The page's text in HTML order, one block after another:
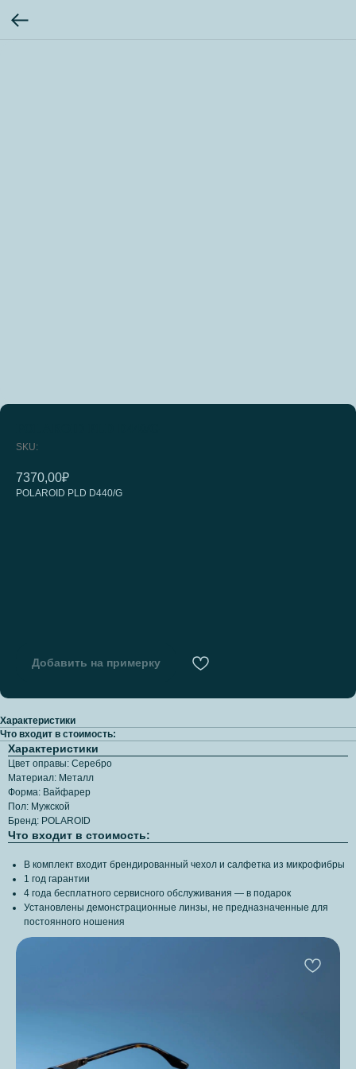
SKU:
7370,00₽
Добавить на примерку
POLAROID PLD D440/G
Характеристики
Что входит в стоимость:
Характеристики
Цвет оправы: Серебро
Материал: Металл
Форма: Вайфарер
Пол: Мужской
Бренд: POLAROID
Что входит в стоимость:
В комплект входит брендированный чехол и салфетка из микрофибры
1 год гарантии
4 года бесплатного сервисного обслуживания — в подарок
Установлены демонстрационные линзы, не предназначенные для
постоянного ношения